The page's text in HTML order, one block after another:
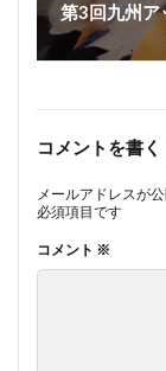
第3回九州ア
コメントを書く
メールアドレスが
必須項目です
コメント ※